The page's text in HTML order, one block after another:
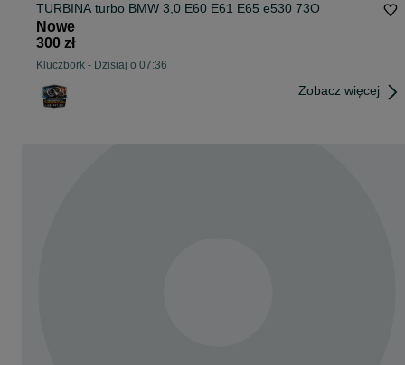
TURBINA turbo BMW 3,0 E60 E61 E65 e530 73O
Nowe
300 zł
Kluczbork - Dzisiaj o 07:36
Zobacz więcej